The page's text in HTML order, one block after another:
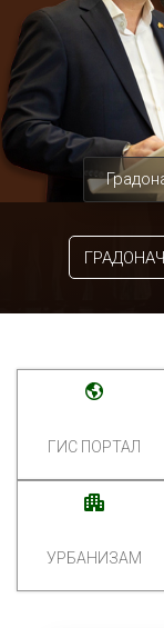
ГИС ПОРТАЛ
УРБАНИЗАМ